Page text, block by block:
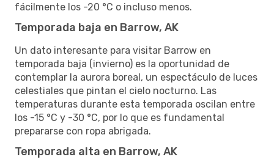
fácilmente los -20 °C o incluso menos.
Temporada baja en Barrow, AK
Un dato interesante para visitar Barrow en
temporada baja (invierno) es la oportunidad de
contemplar la aurora boreal, un espectáculo de luces
celestiales que pintan el cielo nocturno. Las
temperaturas durante esta temporada oscilan entre
los -15 °C y -30 °C, por lo que es fundamental
prepararse con ropa abrigada.
Temporada alta en Barrow, AK